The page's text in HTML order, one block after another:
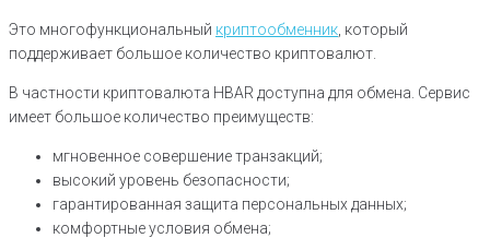
Это многофункциональный криптообменник , который
поддерживает большое количество криптовалют.
В частности криптовалюта HBAR доступна для обмена. Сервис
имеет большое количество преимуществ:
мгновенное совершение транзакций;
высокий уровень безопасности;
гарантированная защита персональных данных;
комфортные условия обмена;